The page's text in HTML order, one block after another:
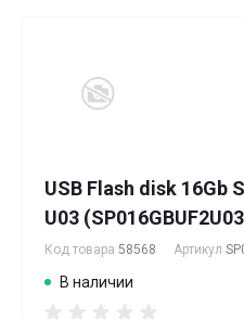
USB Flash disk 16Gb
U03
Код товара 58568 Артикул
В наличии